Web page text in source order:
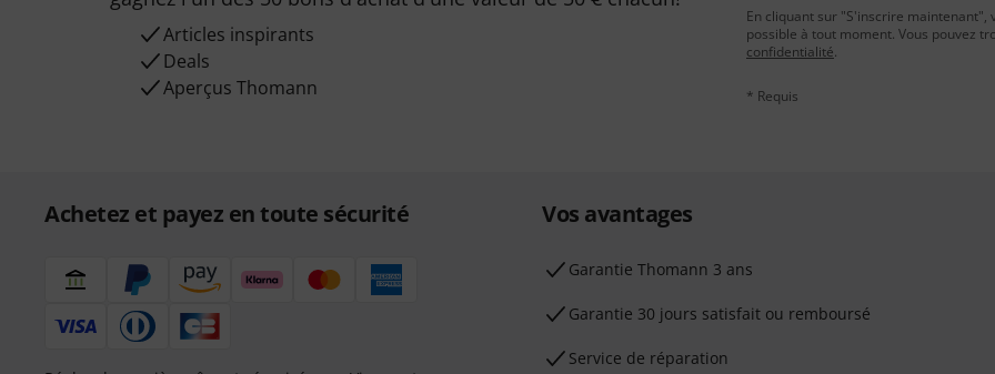
Articles inspirants
Deals
Aperçus Thomann
En cliquant sur "S'inscrire maintenant",
possible à tout moment. Vous pouvez
confidentialité.
* Requis
Achetez et payez en toute sécurité Vos avantages
Ga­ran­tie Thomann 3 ans
Garantie 30 jours satisfait ou remboursé
Service de réparation